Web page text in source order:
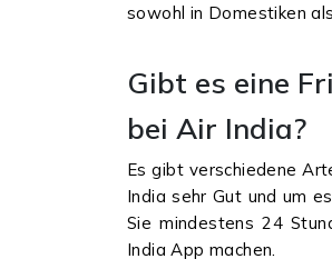
sowohl in Domestiken
Gibt es eine
bei Air India?
Es gibt verschiedene
India sehr Gut und um
Sie mindestens 24
India App machen.